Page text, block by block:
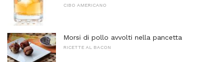
CIBO AMERICANO
Morsi di pollo avvolti nella pancetta
RICETTE AL BACON